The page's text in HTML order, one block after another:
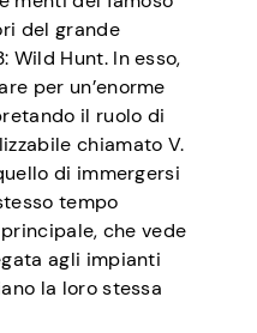
del grande
Wild Hunt. In esso,
per un’enorme
il ruolo di
chiamato V.
di immergersi
tempo
che vede
agli impianti
la loro stessa